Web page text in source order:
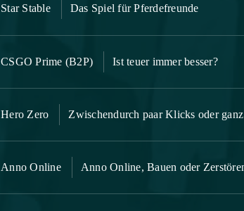
Star Stable Das Spiel für Pferdefreunde
CSGO Prime (B2P) Ist teuer immer besser?
Hero Zero Zwischendurch paar Klicks oder
Anno Online Anno Online, Bauen oder